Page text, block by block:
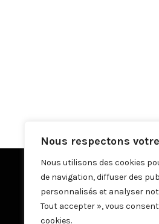
Nous respectons
Nous utilisons des cookies
de navigation, diffuser des
personnalisés et analyser
Tout accepter », vous
cookies.